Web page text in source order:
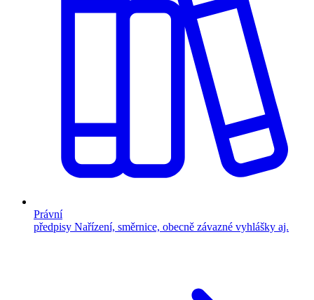
Právní
předpisy Nařízení, směrnice, obecně závazné vyhlášky aj.